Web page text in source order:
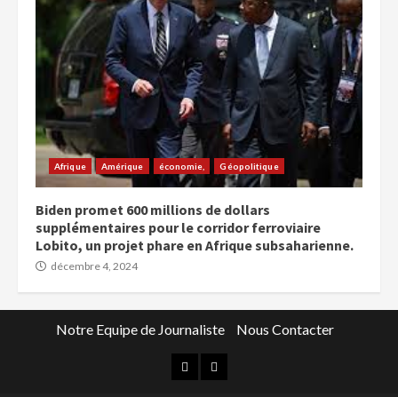
Afrique Amérique économie, Géopolitique
Biden promet 600 millions de dollars
supplémentaires pour le corridor ferroviaire
Lobito, un projet phare en Afrique subsaharienne.
décembre 4, 2024
Notre Equipe de Journaliste Nous Contacter